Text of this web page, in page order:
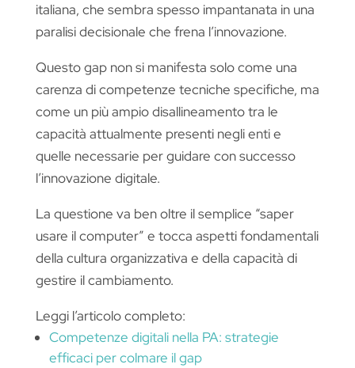
italiana, che sembra spesso impantanata in una
paralisi decisionale che frena l’innovazione.
Questo gap non si manifesta solo come una
carenza di competenze tecniche specifiche, ma
come un più ampio disallineamento tra le
capacità attualmente presenti negli enti e
quelle necessarie per guidare con successo
l’innovazione digitale.
La questione va ben oltre il semplice “saper
usare il computer” e tocca aspetti fondamentali
della cultura organizzativa e della capacità di
gestire il cambiamento.
Leggi l’articolo completo:
Competenze digitali nella PA: strategie
efficaci per colmare il gap